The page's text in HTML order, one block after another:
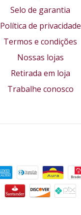
Selo de garantia
Política de privacidade
Termos e condições
Nossas lojas
Retirada em loja
Trabalhe conosco